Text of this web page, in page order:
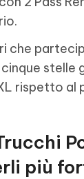
che
stelle
rispetto al
più